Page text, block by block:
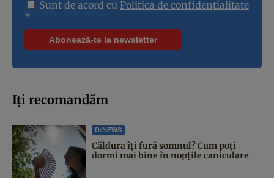
Sunt de acord cu Politica de confidentialitate
*
Iți recomandăm
D:NEWS
Căldura îți fură somnul? Cum poți
dormi mai bine în nopțile caniculare